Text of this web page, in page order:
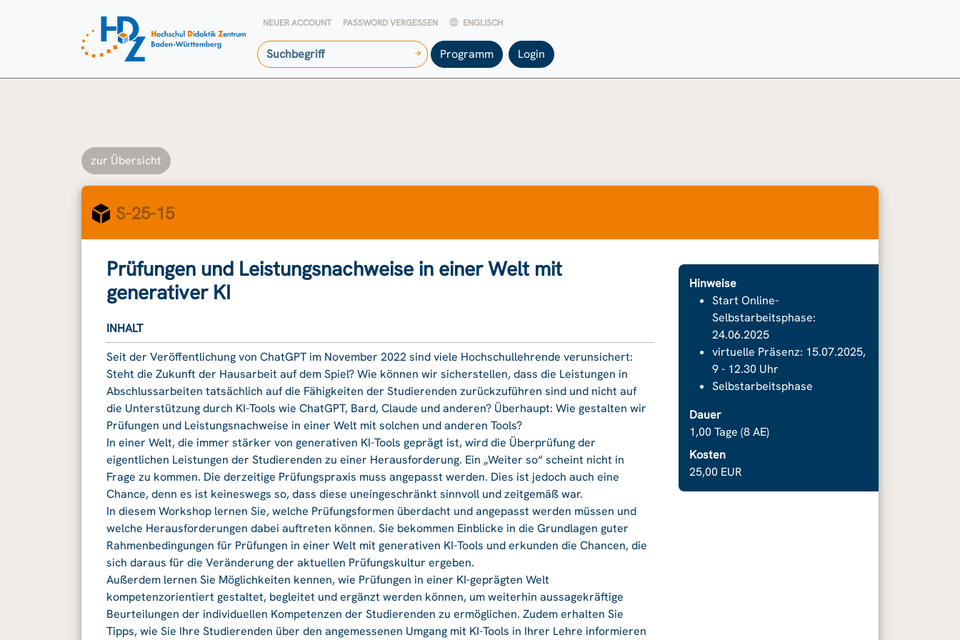
NEUER ACCOUNT PASSWORD VERGESSEN ENGLISCH
Programm Login
zur Übersicht
S-25-15
Prüfungen und Leistungsnachweise in einer Welt mit
generativer KI
INHALT
Seit der Veröffentlichung von ChatGPT im November 2022 sind viele Hochschullehrende verunsichert:
Steht die Zukunft der Hausarbeit auf dem Spiel? Wie können wir sicherstellen, dass die Leistungen in
Abschlussarbeiten tatsächlich auf die Fähigkeiten der Studierenden zurückzuführen sind und nicht auf
die Unterstützung durch KI-Tools wie ChatGPT, Bard, Claude und anderen? Überhaupt: Wie gestalten wir
Prüfungen und Leistungsnachweise in einer Welt mit solchen und anderen Tools?
In einer Welt, die immer stärker von generativen KI-Tools geprägt ist, wird die Überprüfung der
eigentlichen Leistungen der Studierenden zu einer Herausforderung. Ein „Weiter so“ scheint nicht in
Frage zu kommen. Die derzeitige Prüfungspraxis muss angepasst werden. Dies ist jedoch auch eine
Chance, denn es ist keineswegs so, dass diese uneingeschränkt sinnvoll und zeitgemäß war.
In diesem Workshop lernen Sie, welche Prüfungsformen überdacht und angepasst werden müssen und
welche Herausforderungen dabei auftreten können. Sie bekommen Einblicke in die Grundlagen guter
Rahmenbedingungen für Prüfungen in einer Welt mit generativen KI-Tools und erkunden die Chancen, die
sich daraus für die Veränderung der aktuellen Prüfungskultur ergeben.
Außerdem lernen Sie Möglichkeiten kennen, wie Prüfungen in einer KI-geprägten Welt
kompetenzorientiert gestaltet, begleitet und ergänzt werden können, um weiterhin aussagekräftige
Beurteilungen der individuellen Kompetenzen der Studierenden zu ermöglichen. Zudem erhalten Sie
Tipps, wie Sie Ihre Studierenden über den angemessenen Umgang mit KI-Tools in Ihrer Lehre informieren
Hinweise
Start Online-
Selbstarbeitsphase:
24.06.2025
virtuelle Präsenz: 15.07.2025,
9 - 12.30 Uhr
Selbstarbeitsphase
Dauer
1,00 Tage (8 AE)
Kosten
25,00 EUR